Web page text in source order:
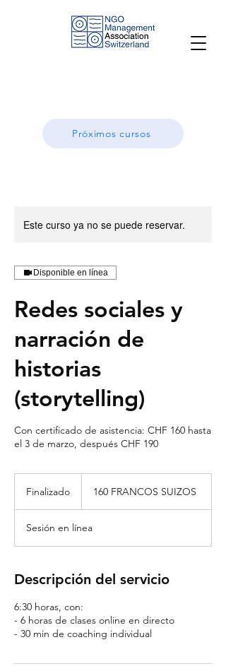
Próximos cursos
Este curso ya no se puede reservar.
Disponible en línea
Redes sociales y
narración de
historias
(storytelling)
Con certificado de asistencia: CHF 160 hasta
el 3 de marzo, después CHF 190
Finalizado
a
l
z
a
o
suizos160 FRANCOS SUIZOS
Sesión en línea
Descripción del servicio
6:30 horas, con:
- 6 horas de clases online en directo
- 30 min de coaching individual